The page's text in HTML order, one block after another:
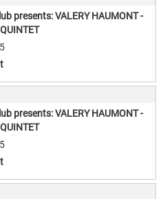
presents: VALERY HAUMONT -
presents: VALERY HAUMONT -